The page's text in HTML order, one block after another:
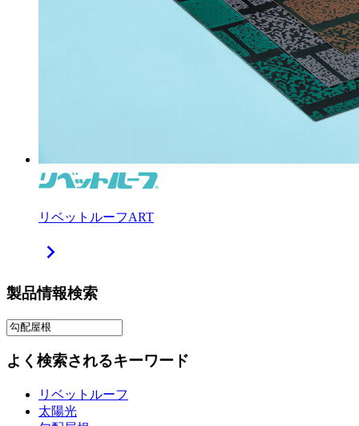
リベットルーフART
chevron_right
製品情報検索
よく検索されるキーワード
リベットルーフ
太陽光